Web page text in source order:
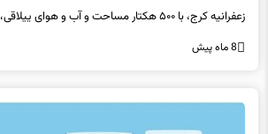
زعفرانیه کرج، با ۵۰۰ هکتار مساحت و آب و هوای ییلاقی، با مشکلات شهرک...
8 ماه پیش